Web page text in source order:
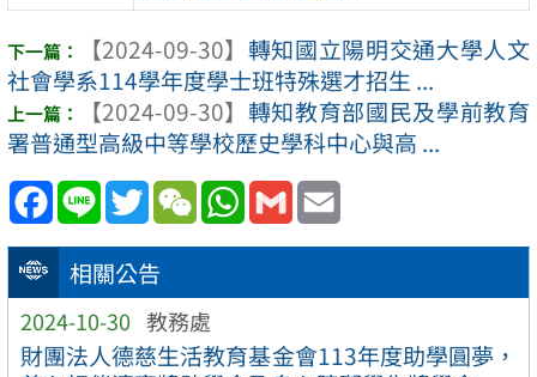
相關公告
2024-10-30 教務處
財團法人德慈生活教育基金會113年度助學圓夢，
【2024-09-30】 轉知國立陽明交通大學人文
社會學系114學年度學士班特殊選才招生 ...
【2024-09-30】 轉知教育部國民及學前教育
署普通型高級中等學校歷史學科中心與高 ...
Facebook
Line TwitterWeChatWhatsApp
Gmail